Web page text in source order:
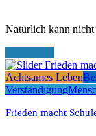
Natürlich kann
Achtsames Leben
Verständigung
Frieden macht